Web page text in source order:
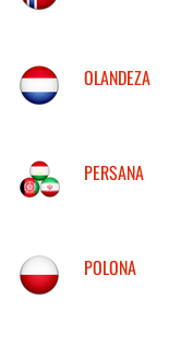
OLANDEZA
PERSANA
POLONA